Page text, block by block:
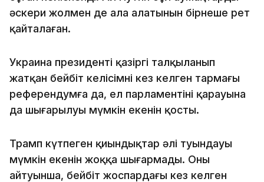
әскери жолмен де ала алатынын бірнеше рет
қайталаған.
Украина президенті қазіргі талқыланып
жатқан бейбіт келісімнің кез келген тармағы
референдумға да, ел парламентінің қарауына
да шығарылуы мүмкін екенін қосты.
Трамп күтпеген қиындықтар әлі туындауы
мүмкін екенін жоққа шығармады. Оның
айтуынша, бейбіт жоспардағы кез келген